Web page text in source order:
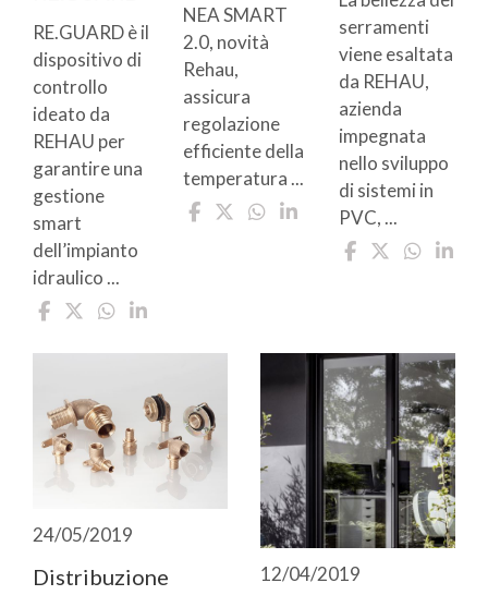
RE.GUARD è il
dispositivo di
controllo
ideato da
REHAU per
garantire una
gestione
smart
dell’impianto
idraulico ...
NEA SMART
2.0, novità
Rehau,
assicura
regolazione
efficiente della
temperatura ...
serramenti
viene esaltata
da REHAU,
azienda
impegnata
nello sviluppo
di sistemi in
PVC, ...
24/05/2019
Distribuzione
12/04/2019